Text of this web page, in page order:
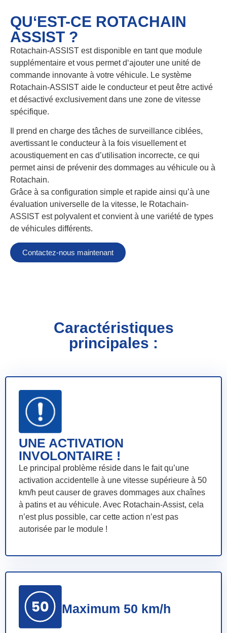
QU‘EST-CE ROTACHAIN
ASSIST ?
Rotachain-ASSIST est disponible en tant que module
supplémentaire et vous permet d‘ajouter une unité de
commande innovante à votre véhicule. Le système
Rotachain-ASSIST aide le conducteur et peut être activé
et désactivé exclusivement dans une zone de vitesse
spécifique.
Il prend en charge des tâches de surveillance ciblées,
avertissant le conducteur à la fois visuellement et
acoustiquement en cas d’utilisation incorrecte, ce qui
permet ainsi de prévenir des dommages au véhicule ou à
Rotachain.
Grâce à sa configuration simple et rapide ainsi qu’à une
évaluation universelle de la vitesse, le Rotachain-
ASSIST est polyvalent et convient à une variété de types
de véhicules différents.
Contactez-nous maintenant
Caractéristiques
principales :
UNE ACTIVATION
INVOLONTAIRE !
Le principal problème réside dans le fait qu’une
activation accidentelle à une vitesse supérieure à 50
km/h peut causer de graves dommages aux chaînes
à patins et au véhicule. Avec Rotachain-Assist, cela
n’est plus possible, car cette action n’est pas
autorisée par le module !
Maximum 50 km/h